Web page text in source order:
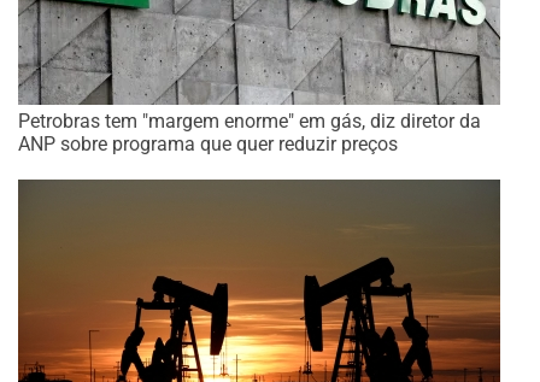
Petrobras tem "margem enorme" em gás, diz diretor da
ANP sobre programa que quer reduzir preços